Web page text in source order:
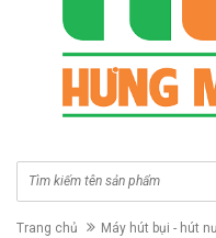
Trang chủ
Máy hút bụi - hút